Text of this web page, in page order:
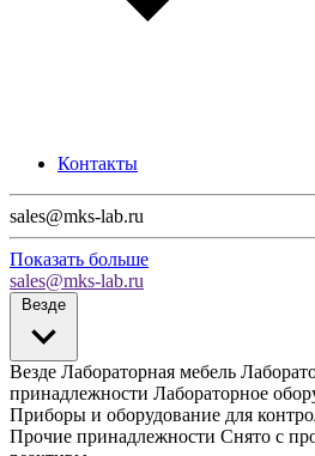
Контакты
sales@mks-lab.ru
Показать больше
sales@mks-lab.ru
Везде
Везде Лабораторная мебель
принадлежности Лабораторное
Приборы и оборудование для
Прочие принадлежности Снято с